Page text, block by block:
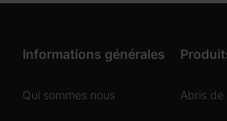
Informations générales
Qui sommes nous Abris de